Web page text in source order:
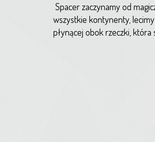
Spacer zaczynamy od
wszystkie kontynenty,
płynącej obok rzeczki, która